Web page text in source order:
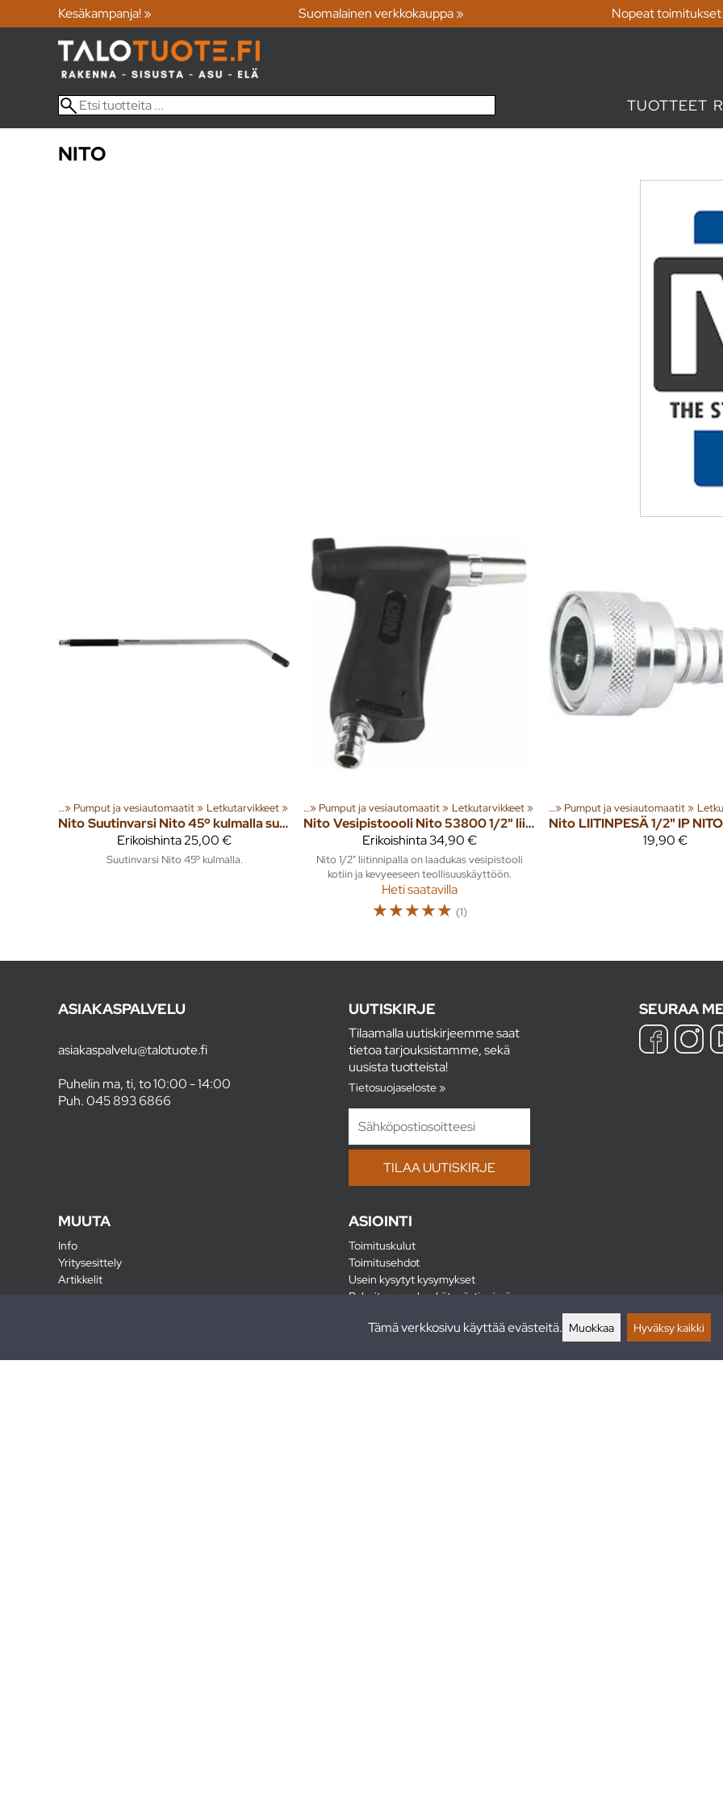
Kesäkampanja! » Suomalainen verkkokauppa » Nopeat
TUOTTEET
NITO
‪» Pumput ja vesiautomaatit‪» Letkutarvikkeet‪»
Nito
Suutinvarsi Nito 45º kulmalla suutin 360º
Erikoishinta25,00 €
Suutinvarsi Nito 45º kulmalla.
Tuoteryhmiä ja tuotteita‪»Pihalle ‪»Kiinteistötarvikkeet‪» Pumput ja vesiautomaatit‪» Letkutarvikkeet‪»
Nito
Vesipistoooli Nito 53800 1/2" liitinnipalla
Erikoishinta34,90 €
Nito 1/2" liitinnipalla on laadukas vesipistooli
kotiin ja kevyeeseen teollisuuskäyttöön.
Heti saatavilla
☆☆☆☆☆ (1)
Tuoteryhmiä ja tuotteita‪»Pihalle ‪»Kiinteistötarvikkeet‪» Pumput ja vesiautomaatit‪»
Nito
19,90 €
Tuoteryhmiä ja tuotteita‪»Pihalle ‪»
ASIAKASPALVELU
asiakaspalvelu@talotuote.fi
Puhelin ma, ti, to 10:00 - 14:00
Puh.045 893 6866
UUTISKIRJE
Tilaamalla uutiskirjeemme saat
tietoa tarjouksistamme, sekä
uusista tuotteista!
Tietosuojaseloste »
SEURAA
MUUTA
Info
Yritysesittely
Artikkelit
ASIOINTI
Toimituskulut
Toimitusehdot
Usein kysytyt kysymykset
Rahoitus - maksa kätevästi erissä
Tämä verkkosivu käyttää evästeitä. Muokkaa Hyväksy kaikki